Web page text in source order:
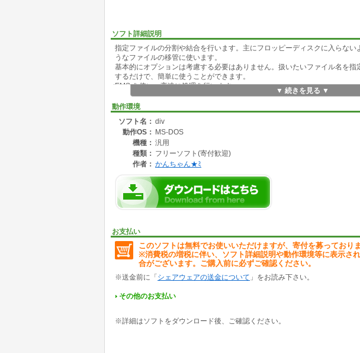
ソフト詳細説明
指定ファイルの分割や結合を行います。主にフロッピーディスクに入らない
うなファイルの移管に使います。
基本的にオプションは考慮する必要はありません。扱いたいファイル名を指
するだけで、簡単に使うことができます。
EMS を使い、高速に処理を行います。
デフォルトは 1.44MB のフロッピーディスクを想定しています。
▼ 続きを見る ▼
動作環境
ソフト名： div
動作OS： MS-DOS
機種： 汎用
種類： フリーソフト(寄付歓迎)
作者： かんちゃん★ﾐ
お支払い
このソフトは無料でお使いいただけますが、寄付を募っておりま
※消費税の増税に伴い、ソフト詳細説明や動作環境等に表示さ
合がございます。ご購入前に必ずご確認ください。
※送金前に「 シェアウェアの送金について 」をお読み下さい。
その他のお支払い
※詳細はソフトをダウンロード後、ご確認ください。